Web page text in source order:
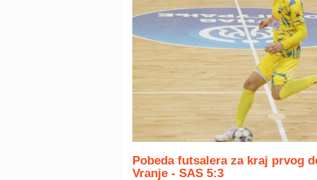
Pobeda futsalera za kraj prvog
Vranje - SAS 5:3